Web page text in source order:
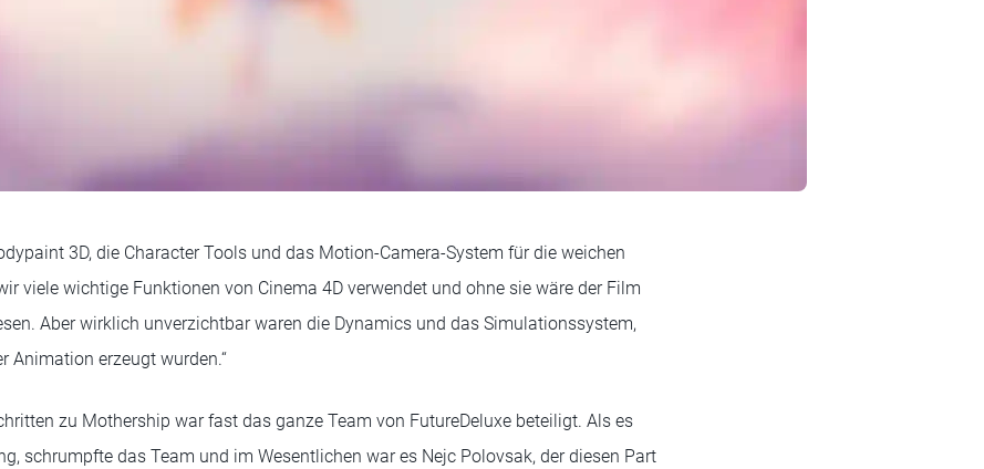
3D, die Character Tools und das Motion-Camera-System für die weichen
viele wichtige Funktionen von Cinema 4D verwendet und ohne sie wäre der Film
Aber wirklich unverzichtbar waren die Dynamics und das Simulationssystem,
Animation erzeugt wurden.“
zu Mothership war fast das ganze Team von FutureDeluxe beteiligt. Als es
schrumpfte das Team und im Wesentlichen war es Nejc Polovsak, der diesen Part